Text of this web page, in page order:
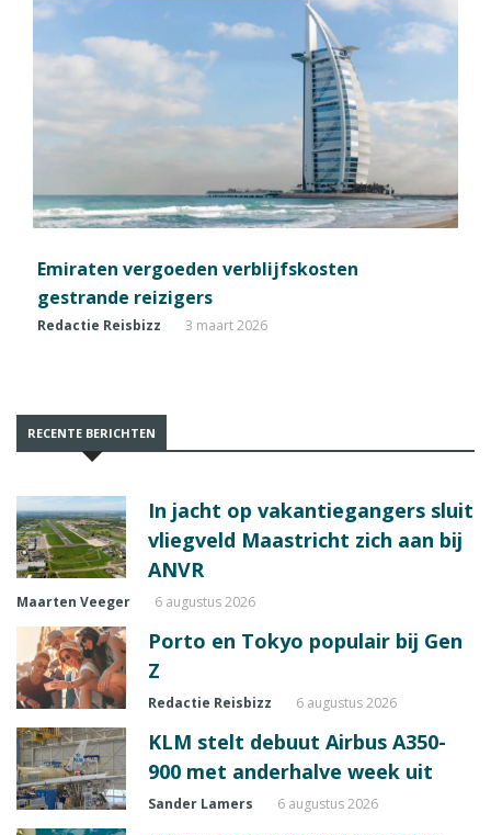
Emiraten vergoeden verblijfskosten
gestrande reizigers
Redactie Reisbizz 3 maart 2026
RECENTE BERICHTEN
In jacht op vakantiegangers sluit
vliegveld Maastricht zich aan bij
ANVR
Maarten Veeger 6 augustus 2026
Porto en Tokyo populair bij Gen
Z
Redactie Reisbizz 6 augustus 2026
KLM stelt debuut Airbus A350-
900 met anderhalve week uit
Sander Lamers 6 augustus 2026